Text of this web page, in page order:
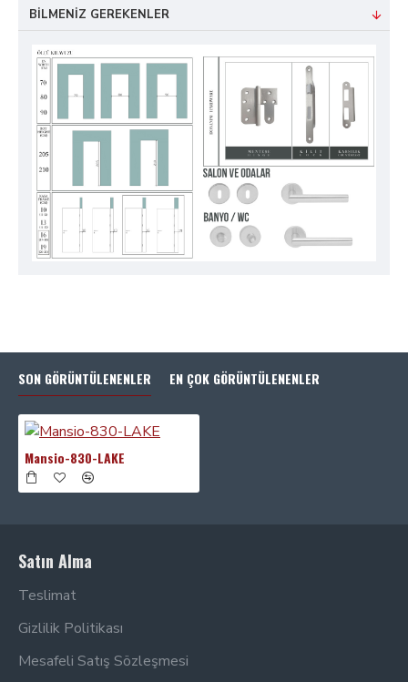
BILMENIZ GEREKENLER
SON GÖRÜNTÜLENENLER EN ÇOK GÖRÜNTÜLENENLER
Mansio-830-LAKE
Satın Alma
Teslimat
Gizlilik Politikası
Mesafeli Satış Sözleşmesi